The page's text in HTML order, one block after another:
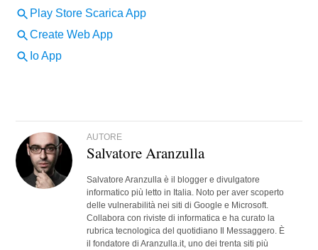
AUTORE
Salvatore Aranzulla
Salvatore Aranzulla è il blogger e divulgatore
informatico più letto in Italia. Noto per aver scoperto
delle vulnerabilità nei siti di Google e Microsoft.
Collabora con riviste di informatica e ha curato la
rubrica tecnologica del quotidiano Il Messaggero. È
il fondatore di Aranzulla.it, uno dei trenta siti più